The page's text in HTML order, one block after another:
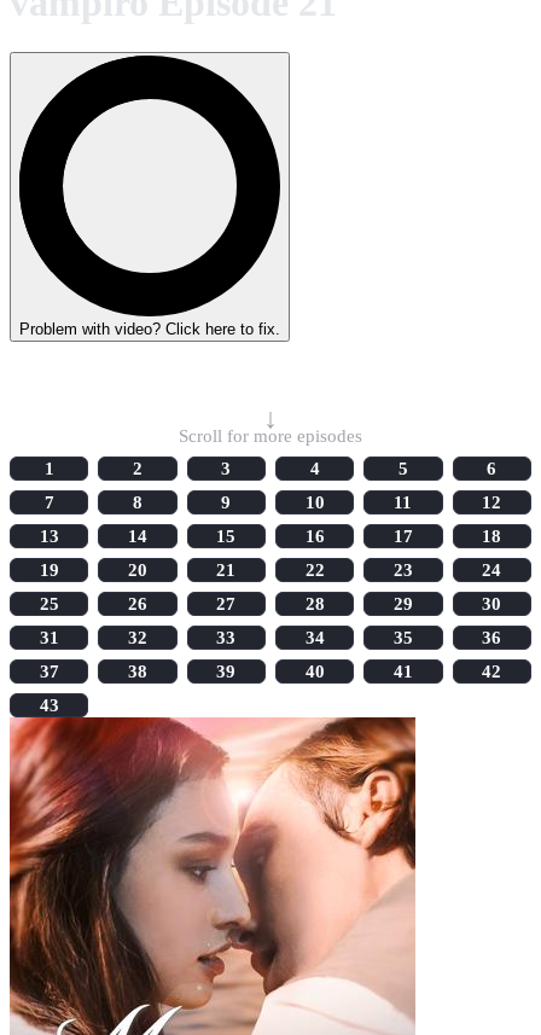
Problem with video? Click here to fix.
↓
Scroll for more episodes
1
2 3 4 5
6
7
8 9 10 11
12
13
14 15 16 17
18
19
20 21 22 23
24
25
26 27 28 29
30
31
32 33 34 35
36
37
38 39 40 41
42
43